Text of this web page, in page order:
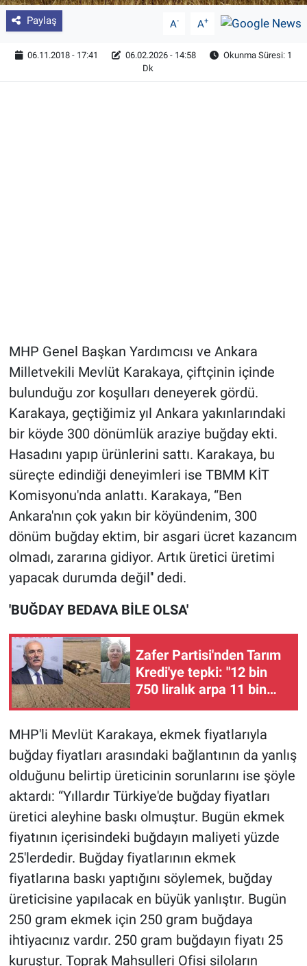
Paylaş A- A+
06.11.2018 - 17:41 06.02.2026 - 14:58
Okunma Süresi: 1
Dk
MHP Genel Başkan Yardımcısı ve Ankara
Milletvekili Mevlüt Karakaya, çiftçinin içinde
bulunduğu zor koşulları deneyerek gördü.
Karakaya, geçtiğimiz yıl Ankara yakınlarındaki
bir köyde 300 dönümlük araziye buğday ekti.
Hasadını yapıp ürünlerini sattı. Karakaya, bu
süreçte edindiği deneyimleri ise TBMM KİT
Komisyonu'nda anlattı. Karakaya, “Ben
Ankara'nın çok yakın bir köyündenim, 300
dönüm buğday ektim, bir asgari ücret kazancım
olmadı, zararına gidiyor. Artık üretici üretimi
yapacak durumda değil'' dedi.
'BUĞDAY BEDAVA BİLE OLSA'
Zafer Partisi'nden Tarım
Kredi'ye tepki: "12 bin
750 liralık arpa 11 bin
500 liraya isteniyor"
MHP'li Mevlüt Karakaya, ekmek fiyatlarıyla
buğday fiyatları arasındaki bağlantının da yanlış
olduğunu belirtip üreticinin sorunlarını ise şöyle
aktardı: “Yıllardır Türkiye'de buğday fiyatları
üretici aleyhine baskı olmuştur. Bugün ekmek
fiyatının içerisindeki buğdayın maliyeti yüzde
25'lerdedir. Buğday fiyatlarının ekmek
fiyatlarına baskı yaptığını söylemek, buğday
üreticisine yapılacak en büyük yanlıştır. Bugün
250 gram ekmek için 250 gram buğdaya
ihtiyacınız vardır. 250 gram buğdayın fiyatı 25
kuruştur. Toprak Mahsulleri Ofisi siloların
Tahıllar ve Baklagiller